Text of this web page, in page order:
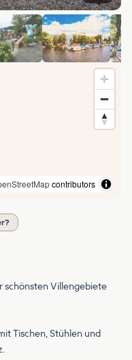
contributors
schönsten Villengebiete
Tischen, Stühlen und